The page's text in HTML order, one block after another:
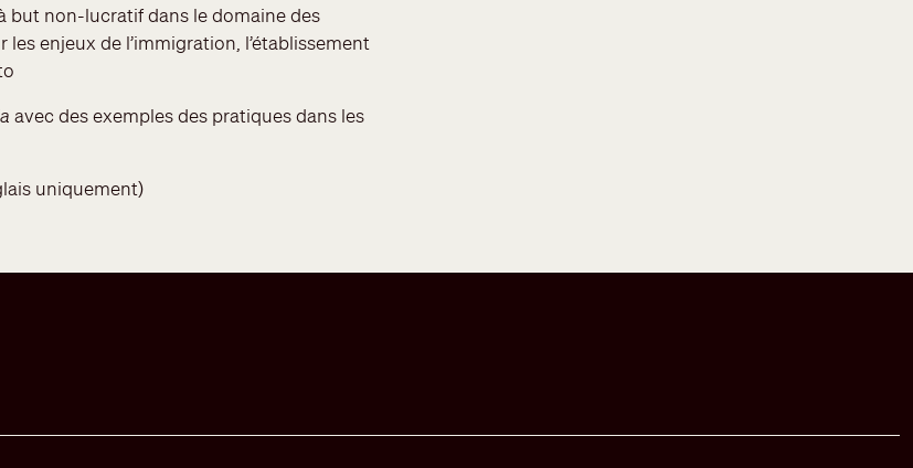
but non-lucratif dans le domaine des
enjeux de l’immigration, l’établissement
avec des exemples des pratiques dans les
uniquement)